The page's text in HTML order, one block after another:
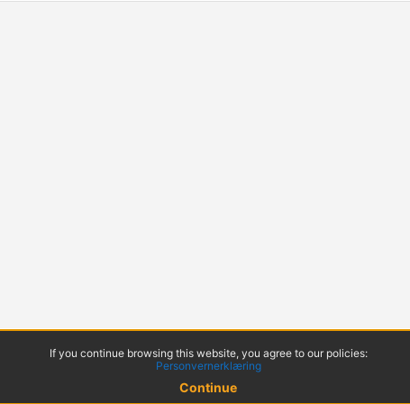
If you continue browsing this website, you agree to our policies:
Personvernerklæring
Continue